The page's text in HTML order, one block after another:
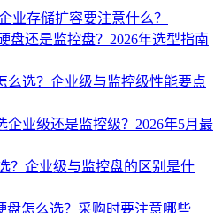
业存储扩容要注意什么？
盘还是监控盘？2026年选型指南
么选？企业级与监控级性能要点
企业级还是监控级？2026年5月最
？企业级与监控盘的区别是什
盘怎么选？采购时要注意哪些